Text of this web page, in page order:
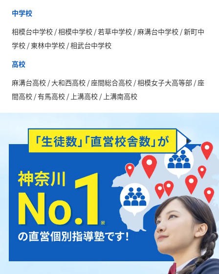
中学校
相模台中学校 / 相模中学校 / 若草中学校 / 麻溝台中学校 / 新町中
学校 / 東林中学校 / 相武台中学校
高校
麻溝台高校 / 大和西高校 / 座間総合高校 / 相模女子大高等部 / 座
間高校 / 有馬高校 / 上溝高校 / 上溝南高校